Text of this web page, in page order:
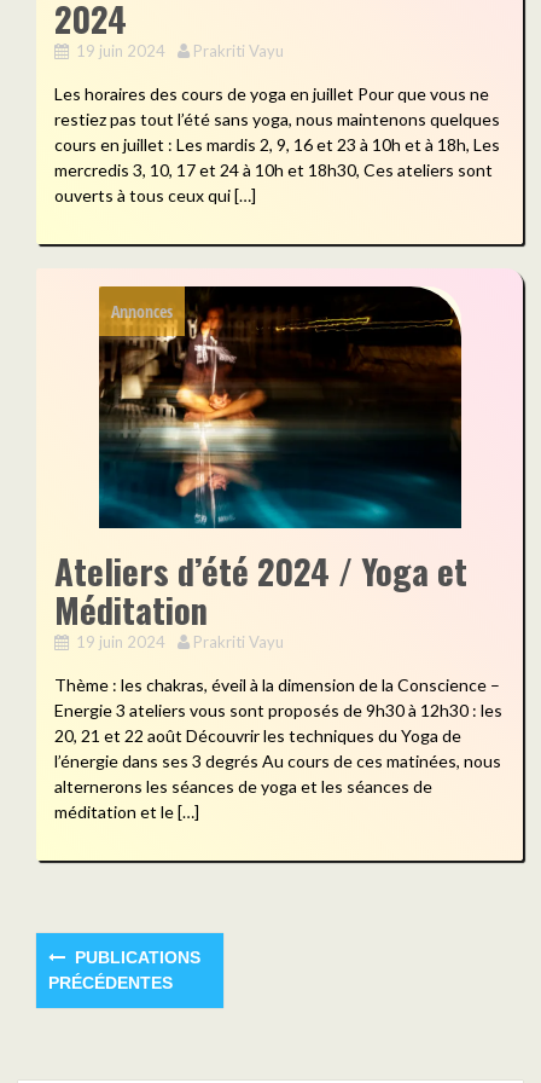
2024
19 juin 2024 Prakriti Vayu
Les horaires des cours de yoga en juillet Pour que vous ne
restiez pas tout l’été sans yoga, nous maintenons quelques
cours en juillet : Les mardis 2, 9, 16 et 23 à 10h et à 18h, Les
mercredis 3, 10, 17 et 24 à 10h et 18h30, Ces ateliers sont
ouverts à tous ceux qui […]
Annonces
Ateliers d’été 2024 / Yoga et
Méditation
19 juin 2024 Prakriti Vayu
Thème : les chakras, éveil à la dimension de la Conscience –
Energie 3 ateliers vous sont proposés de 9h30 à 12h30 : les
20, 21 et 22 août Découvrir les techniques du Yoga de
l’énergie dans ses 3 degrés Au cours de ces matinées, nous
alternerons les séances de yoga et les séances de
méditation et le […]
PUBLICATIONS
PRÉCÉDENTES